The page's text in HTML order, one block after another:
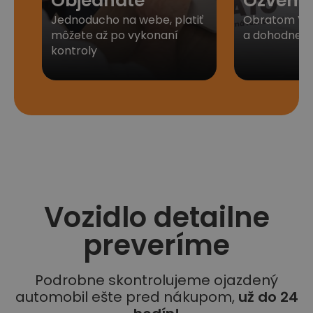
Jednoducho na webe, platiť
môžete až po vykonaní
kontroly
Obratom
a
Vozidlo detailne
preveríme
Podrobne skontrolujeme ojazdený
automobil ešte pred nákupom, už do 24